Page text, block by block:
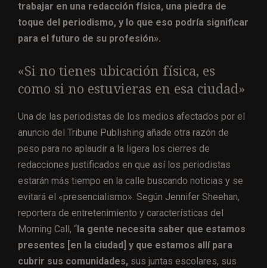
trabajar en una redacción física, una piedra de
toque del periodismo, y lo que eso podría significar
para el futuro de su profesión».
«Si no tienes ubicación física, es
como si no estuvieras en esa ciudad»
Una de las periodistas de los medios afectados por el
anuncio del Tribune Publishing añade otra razón de
peso para no aplaudir a la ligera los cierres de
redacciones justificados en que así los periodistas
estarán más tiempo en la calle buscando noticias y se
evitará el «presencialismo». Según Jennifer Sheehan,
reportera de entretenimiento y características del
Morning Call, “ la gente necesita saber que estamos
presentes [en la ciudad] y que estamos allí para
cubrir sus comunidades, sus juntas escolares, sus